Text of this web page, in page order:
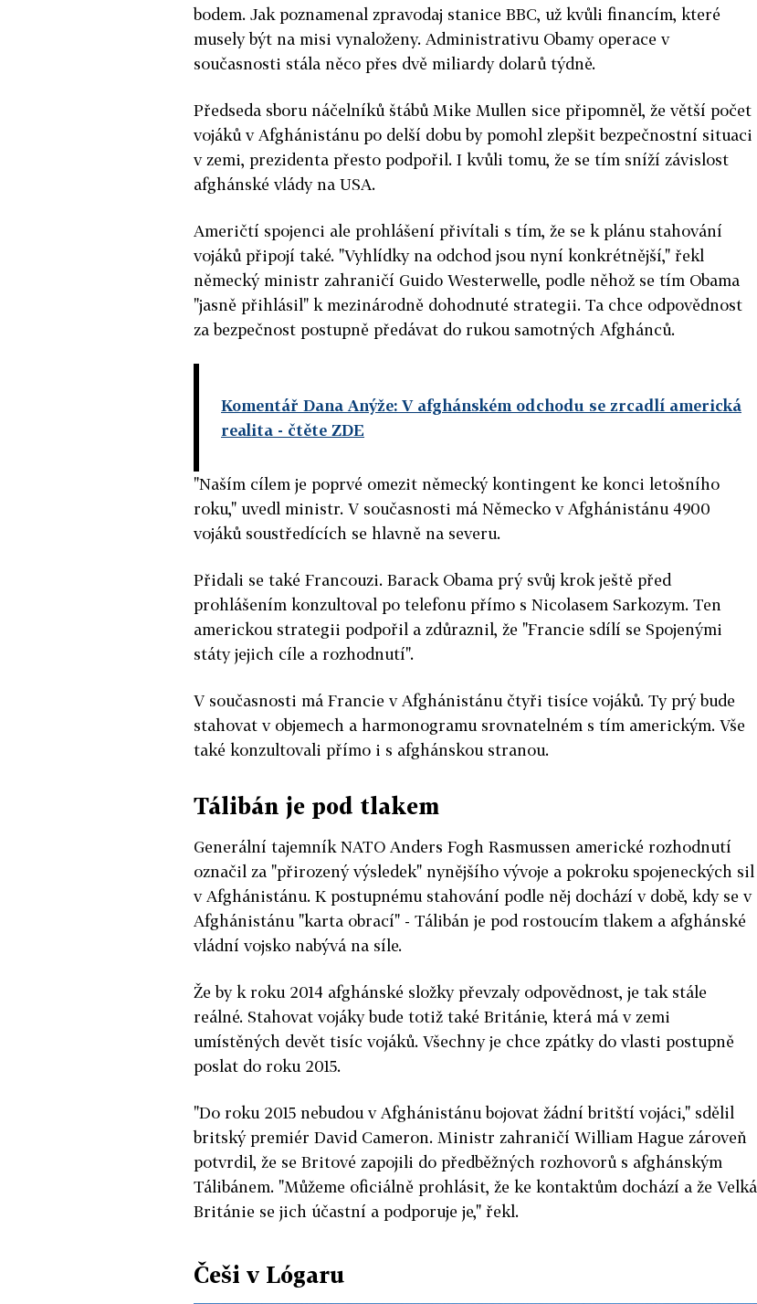
bodem. Jak poznamenal zpravodaj stanice BBC, už kvůli financím, které
musely být na misi vynaloženy. Administrativu Obamy operace v
současnosti stála něco přes dvě miliardy dolarů týdně.
Předseda sboru náčelníků štábů Mike Mullen sice připomněl, že větší počet
vojáků v Afghánistánu po delší dobu by pomohl zlepšit bezpečnostní situaci
v zemi, prezidenta přesto podpořil. I kvůli tomu, že se tím sníží závislost
afghánské vlády na USA.
Američtí spojenci ale prohlášení přivítali s tím, že se k plánu stahování
vojáků připojí také. "Vyhlídky na odchod jsou nyní konkrétnější," řekl
německý ministr zahraničí Guido Westerwelle, podle něhož se tím Obama
"jasně přihlásil" k mezinárodně dohodnuté strategii. Ta chce odpovědnost
za bezpečnost postupně předávat do rukou samotných Afghánců.
Komentář Dana Anýže: V afghánském odchodu se zrcadlí americká
realita - čtěte ZDE
"Naším cílem je poprvé omezit německý kontingent ke konci letošního
roku," uvedl ministr. V současnosti má Německo v Afghánistánu 4900
vojáků soustředících se hlavně na severu.
Přidali se také Francouzi. Barack Obama prý svůj krok ještě před
prohlášením konzultoval po telefonu přímo s Nicolasem Sarkozym. Ten
americkou strategii podpořil a zdůraznil, že "Francie sdílí se Spojenými
státy jejich cíle a rozhodnutí".
V současnosti má Francie v Afghánistánu čtyři tisíce vojáků. Ty prý bude
stahovat v objemech a harmonogramu srovnatelném s tím americkým. Vše
také konzultovali přímo i s afghánskou stranou.
Tálibán je pod tlakem
Generální tajemník NATO Anders Fogh Rasmussen americké rozhodnutí
označil za "přirozený výsledek" nynějšího vývoje a pokroku spojeneckých sil
v Afghánistánu. K postupnému stahování podle něj dochází v době, kdy se v
Afghánistánu "karta obrací" - Tálibán je pod rostoucím tlakem a afghánské
vládní vojsko nabývá na síle.
Že by k roku 2014 afghánské složky převzaly odpovědnost, je tak stále
reálné. Stahovat vojáky bude totiž také Británie, která má v zemi
umístěných devět tisíc vojáků. Všechny je chce zpátky do vlasti postupně
poslat do roku 2015.
"Do roku 2015 nebudou v Afghánistánu bojovat žádní britští vojáci," sdělil
britský premiér David Cameron. Ministr zahraničí William Hague zároveň
potvrdil, že se Britové zapojili do předběžných rozhovorů s afghánským
Tálibánem. "Můžeme oficiálně prohlásit, že ke kontaktům dochází a že Velká
Británie se jich účastní a podporuje je," řekl.
Češi v Lógaru